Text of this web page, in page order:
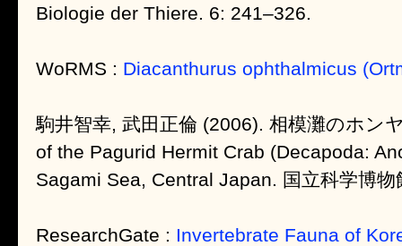
Biologie der Thiere. 6: 241–326.
WoRMS : Diacanthurus ophthalmicus
駒井智幸, 武田正倫 (2006). 相模灘のホン
of the Pagurid Hermit Crab (Decapoda:
Sagami Sea, Central Japan. 国立科学博
ResearchGate : Invertebrate Fauna of